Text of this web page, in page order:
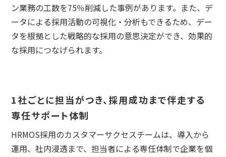
ン業務の工数を75％削減した事例があります。また、デ
ータによる採用活動の可視化・分析もできるため、デー
タを根拠とした戦略的な採用の意思決定ができ、効果的
な採用につなげられます。
1社ごとに担当がつき、採用成功まで伴走する
専任サポート体制
HRMOS採用のカスタマーサクセスチームは、導入から
運用、社内浸透まで、担当者による専任体制で企業を個